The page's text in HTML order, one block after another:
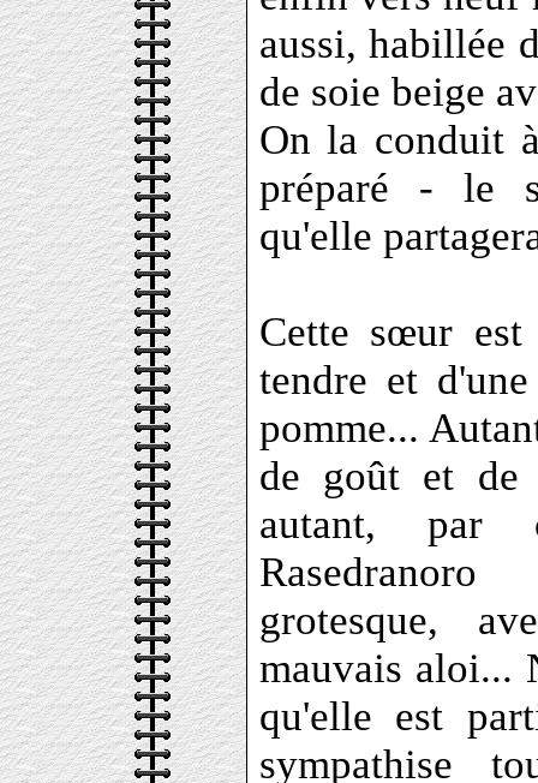
aussi, habillée
de soie beige
On la conduit
préparé - le
qu'elle
Cette sœur est
tendre et
pomme...
de goût et de
autant, par
grotesque,
mauvais aloi...
qu'elle est
sympathise